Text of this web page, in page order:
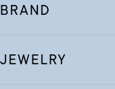
BRAND
JEWELRY